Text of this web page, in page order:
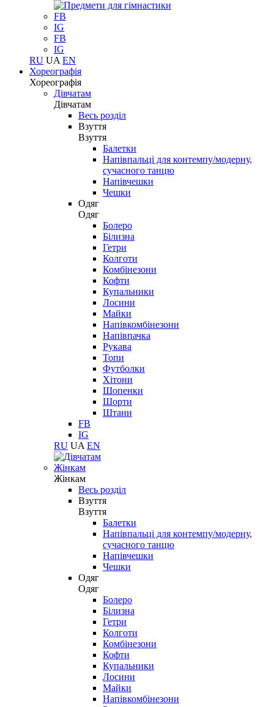
FB
IG
FB
IG
RU UA EN
Хореографія
Хореографія
Дівчатам
Дівчатам
Весь розділ
Взуття
Взуття
Балетки
Напівпальці для контемпу/модерну,
сучасного танцю
Напівчешки
Чешки
Одяг
Одяг
Болеро
Білизна
Гетри
Колготи
Комбінезони
Кофти
Купальники
Лосини
Майки
Напівкомбінезони
Напівпачка
Рукава
Топи
Футболки
Хітони
Шопенки
Шорти
Штани
FB
IG
RU UA EN
Жінкам
Жінкам
Весь розділ
Взуття
Взуття
Балетки
Напівпальці для контемпу/модерну,
сучасного танцю
Напівчешки
Чешки
Одяг
Одяг
Болеро
Білизна
Гетри
Колготи
Комбінезони
Кофти
Купальники
Лосини
Майки
Напівкомбінезони